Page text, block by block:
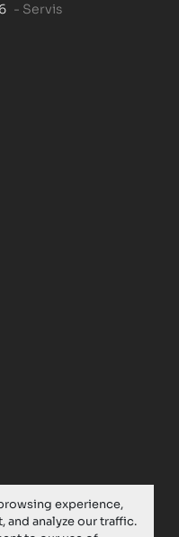
experience,
and analyze our traffic.
- Servis